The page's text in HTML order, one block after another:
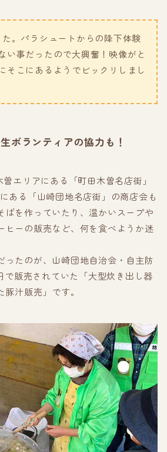
。パラシュートからの降下体験
い事だったので大興奮！映像がと
そこにあるようでビックリしまし
ボランティアの協力も！
エリアにある「町田木曽名店街」
ある「山崎団地名店街」の商店会も
ばを作っていたり、温かいスープや
ヒーの販売など、何を食べようか迷
ったのが、山崎団地自治会・自主防
で販売されていた「大型炊き出し器
汁販売」です。